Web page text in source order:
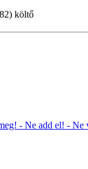
költő
- Ne add el! -